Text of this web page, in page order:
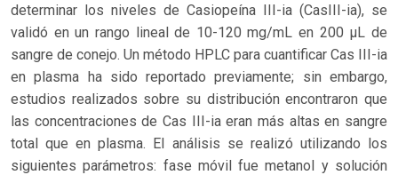
determinar los niveles de Casiopeína III-ia (CasIII-ia), se
validó en un rango lineal de 10-120 mg/mL en 200 µL de
sangre de conejo. Un método HPLC para cuantificar Cas III-ia
en plasma ha sido reportado previamente; sin embargo,
estudios realizados sobre su distribución encontraron que
las concentraciones de Cas III-ia eran más altas en sangre
total que en plasma. El análisis se realizó utilizando los
siguientes parámetros: fase móvil fue metanol y solución